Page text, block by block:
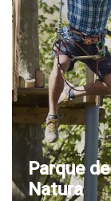
Parque
Natura